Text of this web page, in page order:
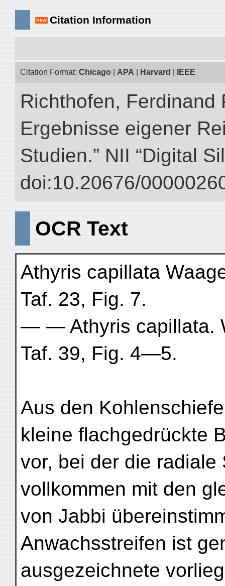
Citation Information
Citation Format: Chicago APA Harvard IEEE
Richthofen, Ferdinand
Ergebnisse eigener
Studien.” NII “Digital
doi:10.20676/
OCR Text
Athyris capillata
Taf. 23, Fig. 7.
— — Athyris capillata.
Taf. 39, Fig. 4—5.
Aus den
kleine flachgedrückte
vor, bei der die radiale
vollkommen mit den
von Jabbi
Anwachsstreifen ist
ausgezeichnete